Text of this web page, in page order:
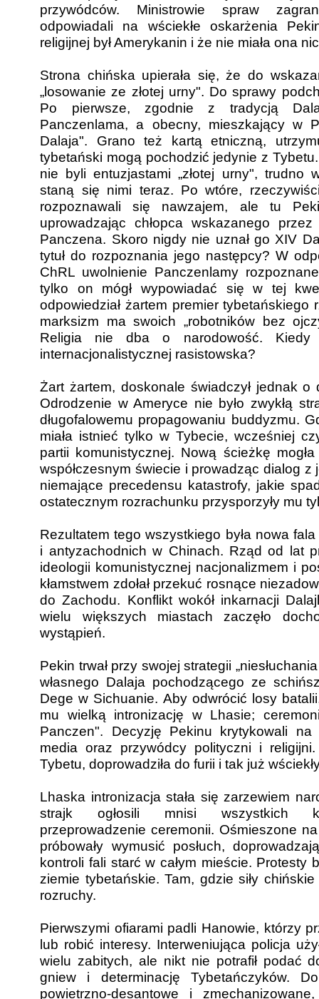
przywódców. Ministrowie spraw
odpowiadali na wściekłe oskarżenia
religijnej był Amerykanin i że nie miała ona
Strona chińska upierała się, że do
„losowanie ze złotej urny". Do sprawy
Po pierwsze, zgodnie z tradycją
Panczenlama, a obecny, mieszkający w
Dalaja". Grano też kartą etniczną,
tybetański mogą pochodzić jedynie z
nie byli entuzjastami „złotej urny", trudno
staną się nimi teraz. Po wtóre,
rozpoznawali się nawzajem, ale tu
uprowadzając chłopca wskazanego
Panczena. Skoro nigdy nie uznał go XIV
tytuł do rozpoznania jego następcy? W
ChRL uwolnienie Panczenlamy
tylko on mógł wypowiadać się w tej
odpowiedział żartem premier
marksizm ma swoich „robotników bez
Religia nie dba o narodowość.
internacjonalistycznej rasistowska?
Żart żartem, doskonale świadczył jednak o
Odrodzenie w Ameryce nie było zwykłą
długofalowemu propagowaniu buddyzmu.
miała istnieć tylko w Tybecie, wcześniej
partii komunistycznej. Nową ścieżkę
współczesnym świecie i prowadząc dialog
niemające precedensu katastrofy, jakie
ostatecznym rozrachunku przysporzyły mu
Rezultatem tego wszystkiego była nowa
i antyzachodnich w Chinach. Rząd od lat
ideologii komunistycznej nacjonalizmem i
kłamstwem zdołał przekuć rosnące
do Zachodu. Konflikt wokół inkarnacji
wielu większych miastach zaczęło
wystąpień.
Pekin trwał przy swojej strategii
własnego Dalaja pochodzącego ze
Dege w Sichuanie. Aby odwrócić losy
mu wielką intronizację w Lhasie;
Panczen". Decyzję Pekinu krytykowali na
media oraz przywódcy polityczni i
Tybetu, doprowadziła do furii i tak już
Lhaska intronizacja stała się zarzewiem
strajk ogłosili mnisi wszystkich
przeprowadzenie ceremonii. Ośmieszone
próbowały wymusić posłuch,
kontroli fali starć w całym mieście. Protesty
ziemie tybetańskie. Tam, gdzie siły chińskie
rozruchy.
Pierwszymi ofiarami padli Hanowie, którzy
lub robić interesy. Interweniująca policja
wielu zabitych, ale nikt nie potrafił podać
gniew i determinację Tybetańczyków.
powietrzno-desantowe i